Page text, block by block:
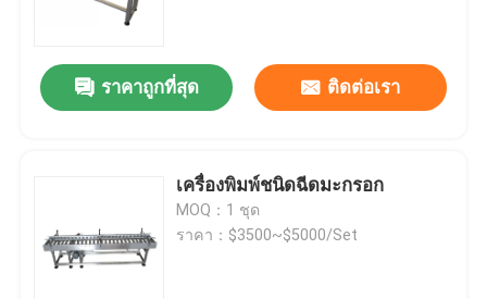
ราคาถูกที่สุด ติดต่อเรา
เครื่องพิมพ์ชนิดฉีดมะกรอก
MOQ：1 ชุด
ราคา：$3500~$5000/Set